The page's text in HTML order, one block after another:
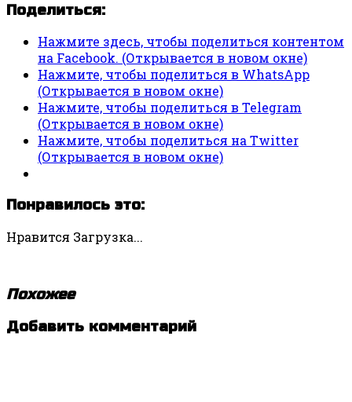
Поделиться:
Нажмите здесь, чтобы поделиться контентом
на Facebook. (Открывается в новом окне)
Нажмите, чтобы поделиться в WhatsApp
(Открывается в новом окне)
Нажмите, чтобы поделиться в Telegram
(Открывается в новом окне)
Нажмите, чтобы поделиться на Twitter
(Открывается в новом окне)
Понравилось это:
Нравится Загрузка...
Похожее
Метки:Быть
Добавить комментарий